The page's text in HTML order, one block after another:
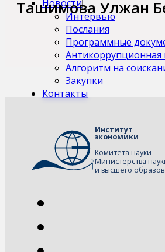
Новости
Интервью
Послания
Программные
Антикоррупционная
Алгоритм на
Закупки
Контакты
Ташимова Улжан
Институт
экономики
Комитета науки
Министерства
и высшего